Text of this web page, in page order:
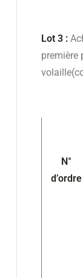
Lot 3 :
première
N°
d’ordre